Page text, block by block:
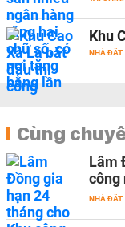
Khu
NHÀ ĐẤT
Cùng
Lâm
công
NHÀ ĐẤT